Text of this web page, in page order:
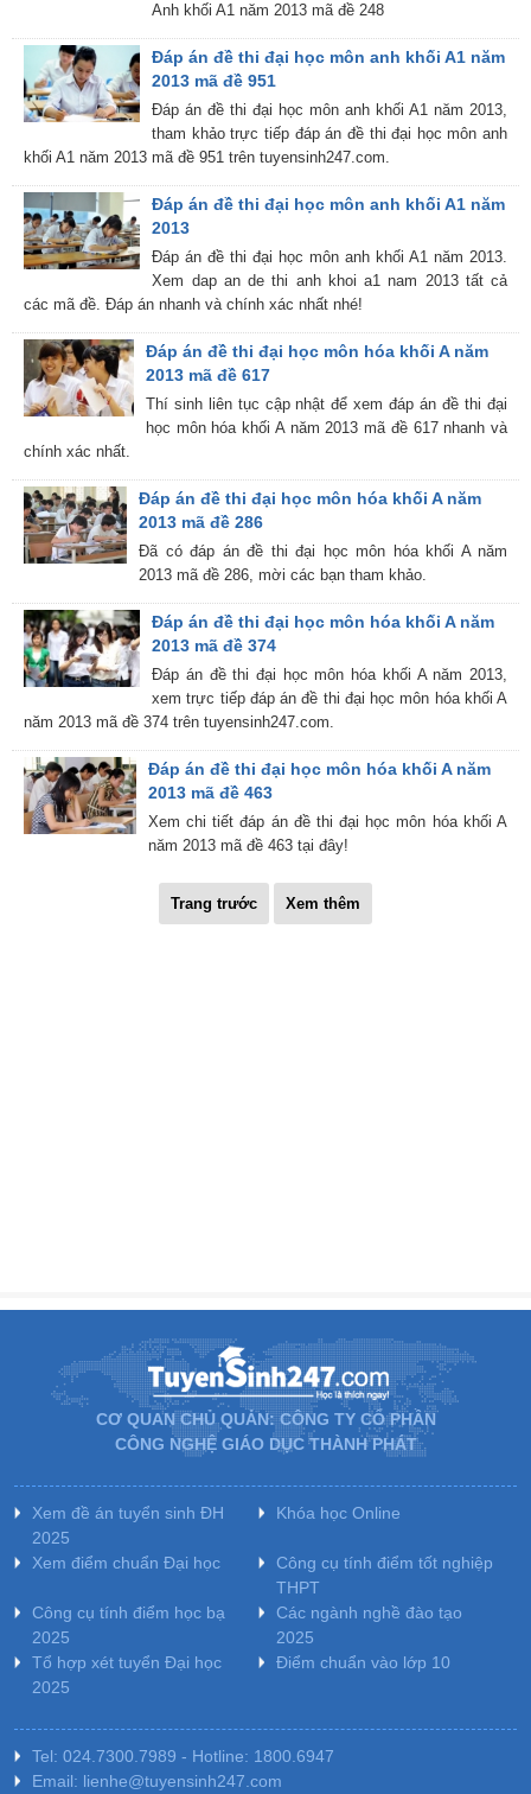
Anh khối A1 năm 2013 mã đề 248
Đáp án đề thi đại học môn anh khối A1 năm
2013 mã đề 951
Đáp án đề thi đại học môn anh khối A1 năm 2013,
tham khảo trực tiếp đáp án đề thi đại học môn anh
khối A1 năm 2013 mã đề 951 trên tuyensinh247.com.
Đáp án đề thi đại học môn anh khối A1 năm
2013
Đáp án đề thi đại học môn anh khối A1 năm 2013.
Xem dap an de thi anh khoi a1 nam 2013 tất cả
các mã đề. Đáp án nhanh và chính xác nhất nhé!
Đáp án đề thi đại học môn hóa khối A năm
2013 mã đề 617
Thí sinh liên tục cập nhật để xem đáp án đề thi đại
học môn hóa khối A năm 2013 mã đề 617 nhanh và
chính xác nhất.
Đáp án đề thi đại học môn hóa khối A năm
2013 mã đề 286
Đã có đáp án đề thi đại học môn hóa khối A năm
2013 mã đề 286, mời các bạn tham khảo.
Đáp án đề thi đại học môn hóa khối A năm
2013 mã đề 374
Đáp án đề thi đại học môn hóa khối A năm 2013,
xem trực tiếp đáp án đề thi đại học môn hóa khối A
năm 2013 mã đề 374 trên tuyensinh247.com.
Đáp án đề thi đại học môn hóa khối A năm
2013 mã đề 463
Xem chi tiết đáp án đề thi đại học môn hóa khối A
năm 2013 mã đề 463 tại đây!
Trang trước Xem thêm
CƠ QUAN CHỦ QUẢN: CÔNG TY CỔ PHẦN
CÔNG NGHỆ GIÁO DỤC THÀNH PHÁT
Xem đề án tuyển sinh ĐH
2025
Khóa học Online
Xem điểm chuẩn Đại học
Công cụ tính điểm tốt nghiệp
THPT
Công cụ tính điểm học bạ
2025
Các ngành nghề đào tạo
2025
Tổ hợp xét tuyển Đại học
2025
Điểm chuẩn vào lớp 10
Tel: 024.7300.7989 - Hotline: 1800.6947
Email: lienhe@tuyensinh247.com